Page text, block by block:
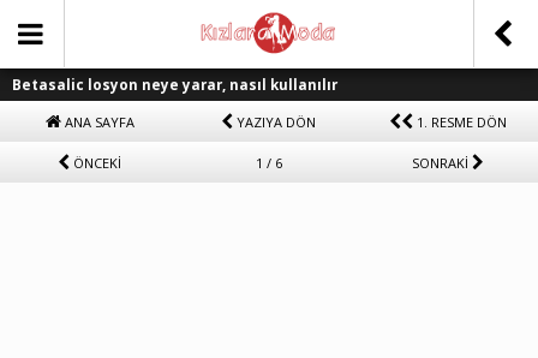
Betasalic losyon neye yarar, nasıl kullanılır
ANA SAYFA YAZIYA DÖN 1. RESME DÖN
ÖNCEKİ 1 / 6 SONRAKİ